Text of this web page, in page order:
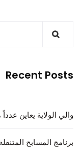
Recent Posts
والي الولاية يعاين
برنامج المسابح